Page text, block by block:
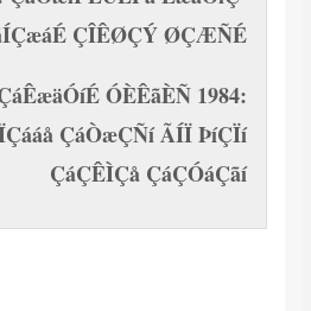
ÇÎÊØÇÝ ØÇÆÑÉ
ÓÈÊãÈÑ 1984:
ÇáÒæÇÑí ÃÍÏ ÞíÇÏí
ÇáÇÊÌÇå ÇáÇÓáÇãí